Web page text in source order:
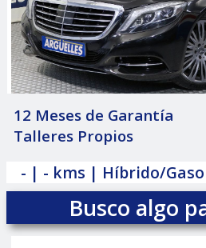
12 Meses de Garantía
Talleres Propios
- | - kms | Híbrido/
Busco algo